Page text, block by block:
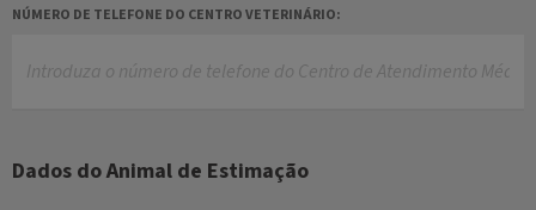
NÚMERO DE TELEFONE DO CENTRO VETERINÁRIO:
Dados do Animal de Estimação